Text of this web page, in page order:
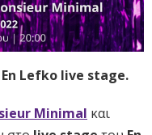
En Lefko live stage.
Minimal και